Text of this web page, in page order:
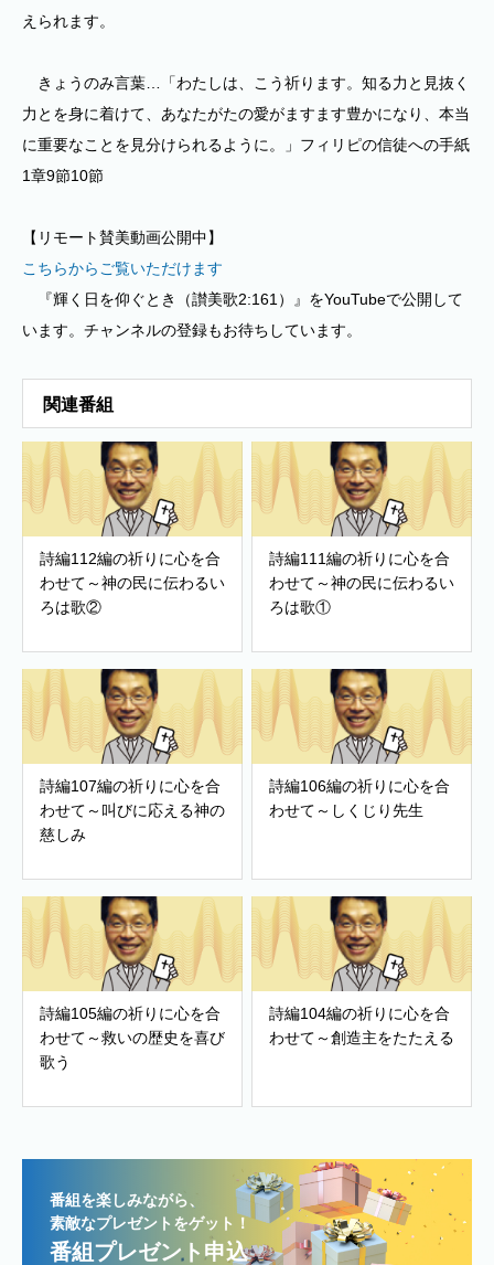
えられます。
きょうのみ言葉…「わたしは、こう祈ります。知る力と見抜く
力とを身に着けて、あなたがたの愛がますます豊かになり、本当
に重要なことを見分けられるように。」フィリピの信徒への手紙
1章9節10節
【リモート賛美動画公開中】
こちらからご覧いただけます
『輝く日を仰ぐとき（讃美歌2:161）』をYouTubeで公開して
います。チャンネルの登録もお待ちしています。
関連番組
詩編112編の祈りに心を合
わせて～神の民に伝わるい
ろは歌②
詩編111編の祈りに心を合
わせて～神の民に伝わるい
ろは歌①
詩編107編の祈りに心を合
わせて～叫びに応える神の
慈しみ
詩編106編の祈りに心を合
わせて～しくじり先生
詩編105編の祈りに心を合
わせて～救いの歴史を喜び
歌う
詩編104編の祈りに心を合
わせて～創造主をたたえる
番組を楽しみながら、
素敵なプレゼントをゲット！
番組プレゼント申込